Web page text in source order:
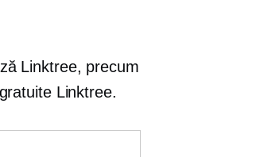
Linktree, precum
Linktree.